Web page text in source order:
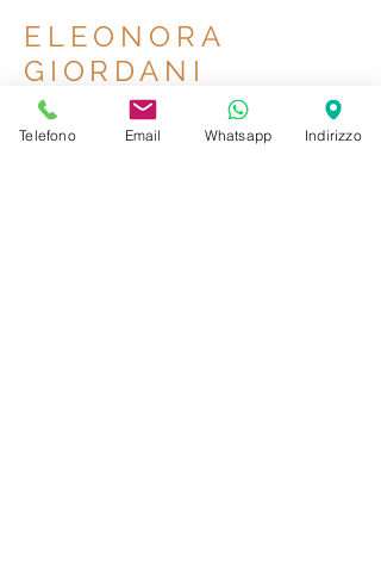
ELEONORA
GIORDANI
BRACELETS
Telefono Email Whatsapp Indirizzo